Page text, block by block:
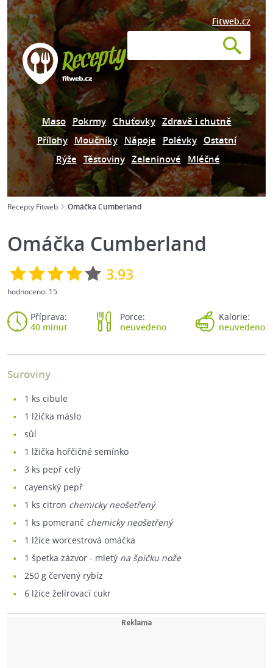
Fitweb.cz
Maso Pokrmy Chuťovky Zdravě i chutně
Přílohy Moučníky Nápoje Polévky Ostatní
Rýže Těstoviny Zeleninové Mléčné
Recepty Fitweb Omáčka Cumberland
Omáčka Cumberland
3.93
hodnoceno: 15
Příprava:
40 minut
Porce:
neuvedeno
Kalorie:
neuvedeno
Suroviny
1 ks cibule
1 lžička máslo
sůl
1 lžička hořčičné semínko
3 ks pepř celý
cayenský pepř
1 ks citron chemicky neošetřený
1 ks pomeranč chemicky neošetřený
1 lžíce worcestrová omáčka
1 špetka zázvor - mletý na špičku nože
250 g červený rybíz
6 lžíce želírovací cukr